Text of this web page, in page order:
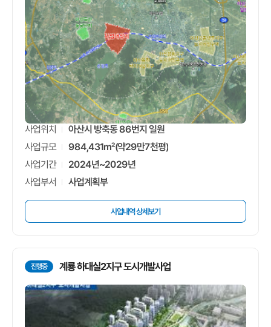
사업위치 아산시 방축동 86번지 일원
사업규모 984,431m²(약29만7천평)
사업기간 2024년~2029년
사업부서 사업계획부
사업내역 상세보기
진행중 계룡 하대실2지구 도시개발사업